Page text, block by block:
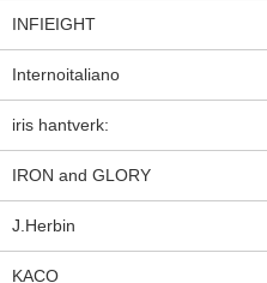
INFIEIGHT
Internoitaliano
iris hantverk:
IRON and GLORY
J.Herbin
KACO